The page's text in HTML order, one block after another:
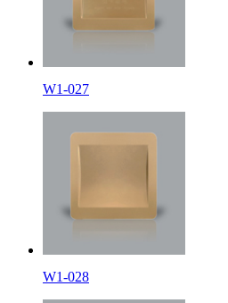
W1-027
W1-028